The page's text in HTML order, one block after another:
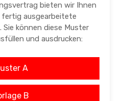
bieten wir Ihnen
ausgearbeitete
Sie können diese Muster
und ausdrucken:
A
B